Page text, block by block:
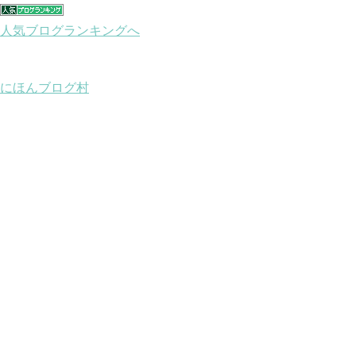
人気ブログランキングへ
にほんブログ村